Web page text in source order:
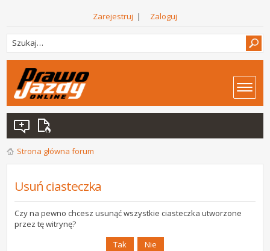
Zarejestruj | Zaloguj
Strona główna forum
Usuń ciasteczka
Czy na pewno chcesz usunąć wszystkie ciasteczka utworzone
przez tę witrynę?